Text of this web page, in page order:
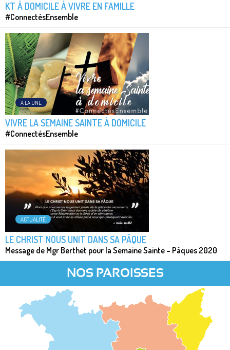
KT À DOMICILE À VIVRE EN FAMILLE
#ConnectésEnsemble
A LA UNE
VIVRE LA SEMAINE SAINTE À DOMICILE
#ConnectésEnsemble
ACTUALITÉ
LE CHRIST NOUS UNIT DANS SA PÂQUE
Message de Mgr Berthet pour la Semaine Sainte – Pâques 2020
NOS PAROISSES